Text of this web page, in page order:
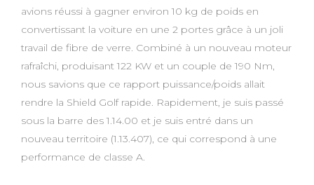
avions réussi à gagner environ 10 kg de poids en
convertissant la voiture en une 2 portes grâce à un joli
travail de fibre de verre. Combiné à un nouveau moteur
rafraîchi, produisant 122 KW et un couple de 190 Nm,
nous savions que ce rapport puissance/poids allait
rendre la Shield Golf rapide. Rapidement, je suis passé
sous la barre des 1.14.00 et je suis entré dans un
nouveau territoire (1.13.407), ce qui correspond à une
performance de classe A.